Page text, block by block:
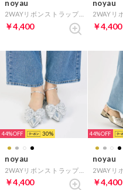
noyau
￥4,400
noyau
￥4,400
44% 30
noyau
￥4,400
44%
noyau
￥4,400